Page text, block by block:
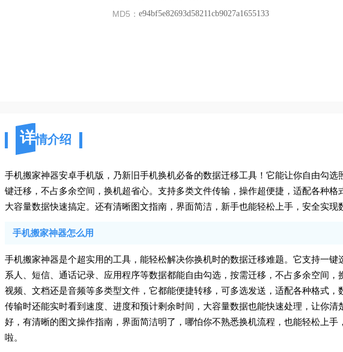
MD5： e94bf5e82693d58211cb9027a1655133
详情介绍
手机搬家神器安卓手机版，乃新旧手机换机必备的数据迁移工具！它能让你自由勾选
键迁移，不占多余空间，换机超省心。支持多类文件传输，操作超便捷，适配各种格
大容量数据快速搞定。还有清晰图文指南，界面简洁，新手也能轻松上手，安全实现
手机搬家神器怎么用
手机搬家神器是个超实用的工具，能轻松解决你换机时的数据迁移难题。它支持一键
系人、短信、通话记录、应用程序等数据都能自由勾选，按需迁移，不占多余空间，
视频、文档还是音频等多类型文件，它都能便捷转移，可多选发送，适配各种格式，
传输时还能实时看到速度、进度和预计剩余时间，大容量数据也能快速处理，让你
好，有清晰的图文操作指南，界面简洁明了，哪怕你不熟悉换机流程，也能轻松上
啦。